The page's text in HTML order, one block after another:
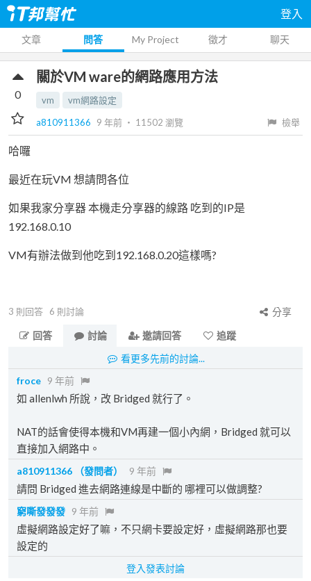
登入
文章 問答 My Project 徵才 聊天
關於VM ware的網路應用方法
vm
vm網路設定
a810911366
9 年前 ‧ 11502 瀏覽 檢舉
0
哈囉
最近在玩VM 想請問各位
如果我家分享器 本機走分享器的線路 吃到的IP是
192.168.0.10
VM有辦法做到他吃到192.168.0.20這樣嗎?
3 則回答 6 則討論
分享
回答
討論 邀請回答
追蹤
看更多先前的討論...
froce 9 年前
如 allenlwh 所說，改 Bridged 就行了。
NAT的話會使得本機和VM再建一個小內網，Bridged 就可以
直接加入網路中。
a810911366 （發問者） 9 年前
請問 Bridged 進去網路連線是中斷的 哪裡可以做調整?
窮嘶發發發 9 年前
虛擬網路設定好了嘛，不只網卡要設定好，虛擬網路那也要
設定的
登入發表討論